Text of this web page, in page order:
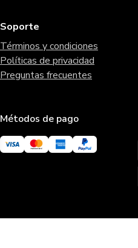
Soporte
Términos y condiciones
Políticas de privacidad
Preguntas frecuentes
Métodos de pago